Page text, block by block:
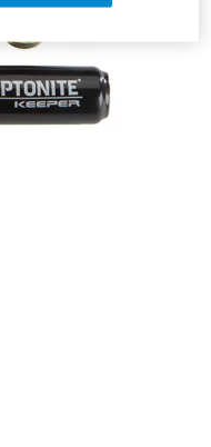
luokitus: